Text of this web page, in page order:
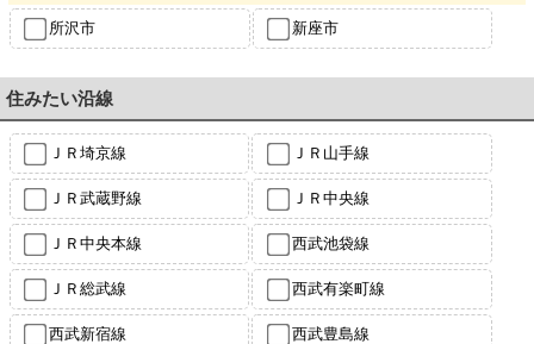
所沢市 新座市
住みたい沿線
ＪＲ埼京線 ＪＲ山手線
ＪＲ武蔵野線 ＪＲ中央線
ＪＲ中央本線 西武池袋線
ＪＲ総武線 西武有楽町線
西武新宿線 西武豊島線